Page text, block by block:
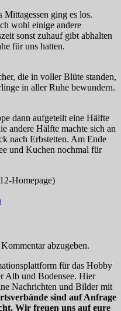
ging es los.
wohl einige andere
sonst zuhauf gibt abhalten
für uns hatten.
die in voller Blüte standen,
in aller Ruhe bewundern.
dann aufgeteilt eine Hälfte
andere Hälfte machte sich an
nach Erbstetten. Am Ende
und Kuchen nochmal für
Homepage)
abzugeben.
für das Hobby
Alb und Bodensee. Hier
Nachrichten und Bilder mit
sind auf Anfrage
Wir freuen uns auf eure